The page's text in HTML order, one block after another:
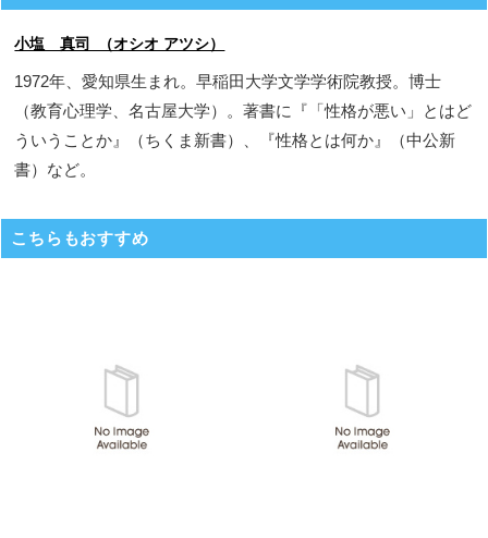
小塩 真司 （オシオ アツシ）
1972年、愛知県生まれ。早稲田大学文学学術院教授。博士
（教育心理学、名古屋大学）。著書に『「性格が悪い」とはど
ういうことか』（ちくま新書）、『性格とは何か』（中公新
書）など。
こちらもおすすめ